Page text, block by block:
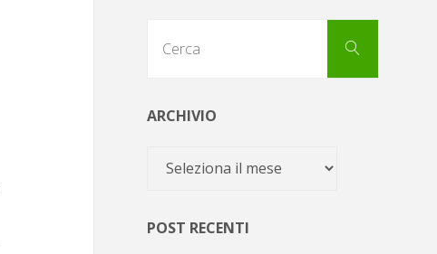
Cerca
ARCHIVIO
Archivio
POST RECENTI